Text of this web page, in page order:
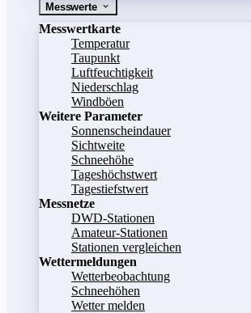
Messwerte
Messwertkarte
Temperatur
Taupunkt
Luftfeuchtigkeit
Niederschlag
Windböen
Weitere Parameter
Sonnenscheindauer
Sichtweite
Schneehöhe
Tageshöchstwert
Tagestiefstwert
Messnetze
DWD-Stationen
Amateur-Stationen
Stationen vergleichen
Wettermeldungen
Wetterbeobachtung
Schneehöhen
Wetter melden